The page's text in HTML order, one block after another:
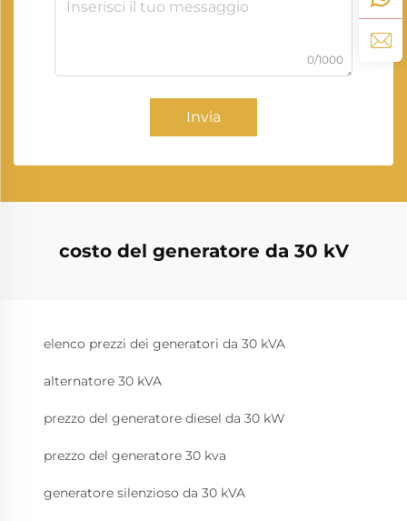
0/1000
Invia
costo del generatore da 30 kV
elenco prezzi dei generatori da 30 kVA
alternatore 30 kVA
prezzo del generatore diesel da 30 kW
prezzo del generatore 30 kva
generatore silenzioso da 30 kVA